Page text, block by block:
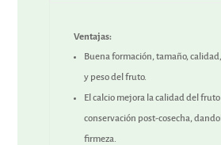
Ventajas:
Buena formación, tamaño,
y peso del fruto.
El calcio mejora la calidad del fruto
conservación post-cosecha,
firmeza.